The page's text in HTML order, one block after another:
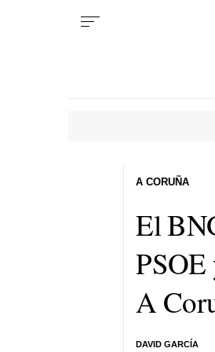
El
PSOE
A
DAVID GARCÍA
A CORUÑA